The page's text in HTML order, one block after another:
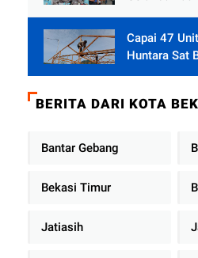
Capai 47
Huntara Sat
Terus
BERITA DARI KOTA
Bantar Gebang
Bekasi Timur
Jatiasih